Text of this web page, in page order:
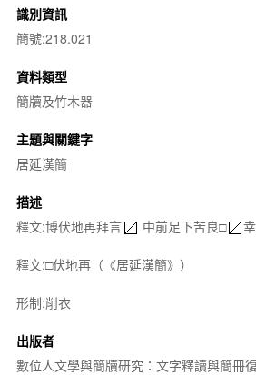
識別資訊
簡號:218.021
資料類型
簡牘及竹木器
主題與關鍵字
居延漢簡
描述
釋文:博伏地再拜言
中前足下苦良□
釋文:□伏地再（《居延漢簡》）
形制:削衣
出版者
數位人文學與簡牘研究：文字釋讀與簡冊